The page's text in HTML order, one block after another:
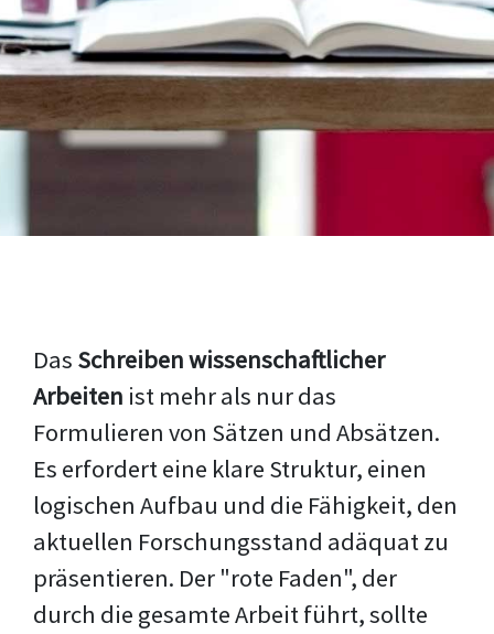
Das Schreiben wissenschaftlicher
Arbeiten ist mehr als nur das
Formulieren von Sätzen und Absätzen.
Es erfordert eine klare Struktur, einen
logischen Aufbau und die Fähigkeit, den
aktuellen Forschungsstand adäquat zu
präsentieren. Der "rote Faden", der
durch die gesamte Arbeit führt, sollte